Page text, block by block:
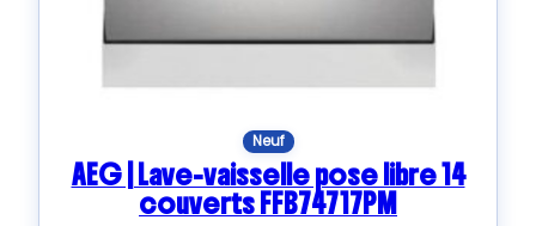
Neuf
AEG | Lave-vaisselle pose libre 14
couverts FFB74717PM